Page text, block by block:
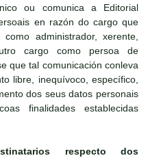
ou comunica a Editorial
en razón do cargo que
administrador, xerente,
cargo como persoa de
que tal comunicación conleva
libre, inequívoco, específico,
dos seus datos personais
finalidades establecidas
respecto dos